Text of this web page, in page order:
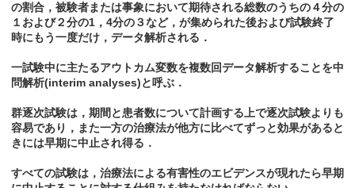
の割合，被験者または事象において期待される総数のうちの４分の
１および２分の1，4分の３など，が集められた後および試験終了
時にもう一度だけ，データ解析される．
一試験中に主たるアウトカム変数を複数回データ解析することを中
問解析(interim analyses)と呼ぶ．
群逐次試験は，期間と患者数について計画する上で逐次試験よりも
容易であり，また一方の治療法が他方に比べてずっと効果があると
きには早期に中止され得る．
すべての試験は，治療法による有害性のエビデンスが現れたら早期